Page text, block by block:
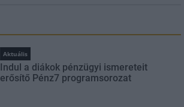
Aktuális
Indul a diákok pénzügyi ismereteit
erősítő Pénz7 programsorozat